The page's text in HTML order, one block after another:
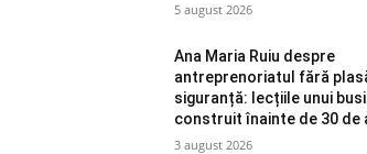
5 august 2026
Ana Maria Ruiu despre
antreprenoriatul fără
siguranță: lecțiile unui
construit înainte de 30 de
3 august 2026